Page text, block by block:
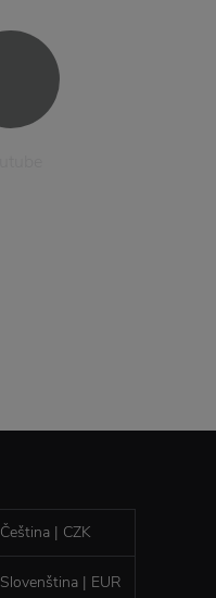
Čeština | CZK
Slovenština | EUR